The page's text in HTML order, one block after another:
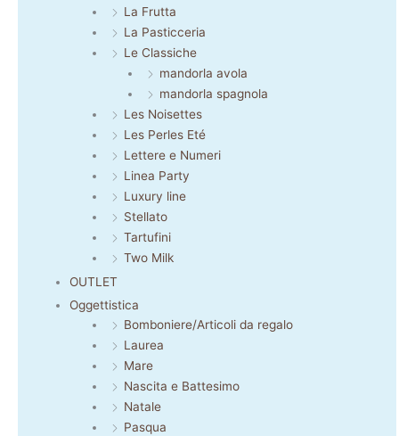
La Frutta
La Pasticceria
Le Classiche
mandorla avola
mandorla spagnola
Les Noisettes
Les Perles Eté
Lettere e Numeri
Linea Party
Luxury line
Stellato
Tartufini
Two Milk
OUTLET
Oggettistica
Bomboniere/Articoli da regalo
Laurea
Mare
Nascita e Battesimo
Natale
Pasqua